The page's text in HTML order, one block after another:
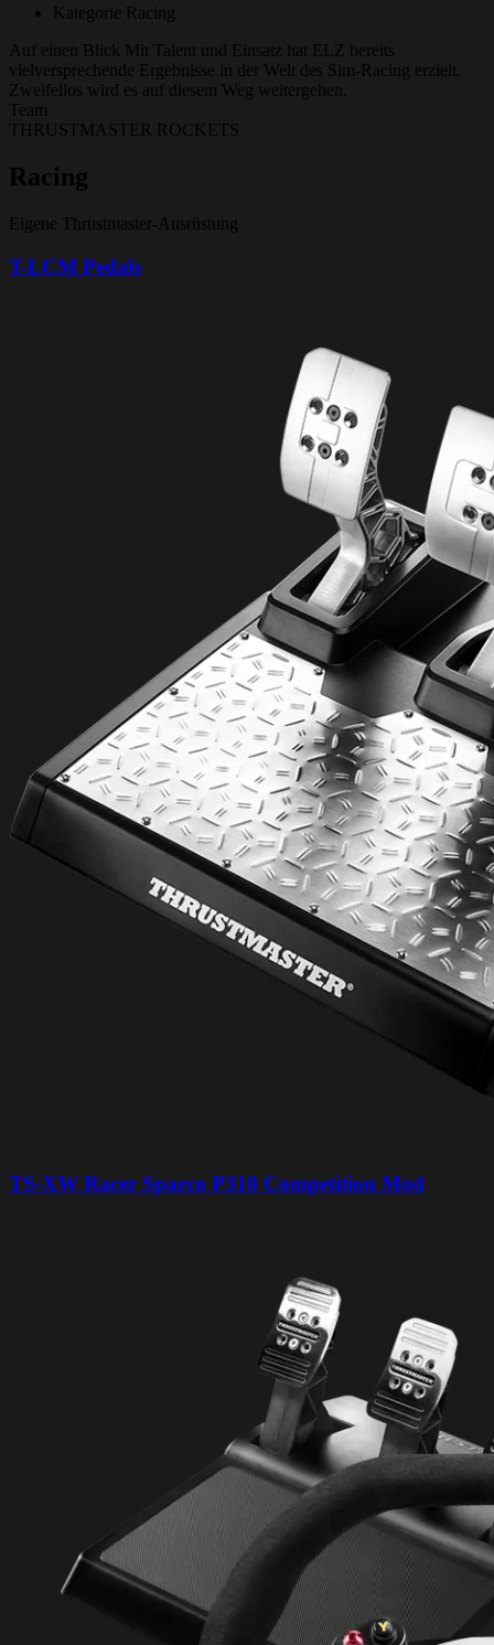
Kategorie Racing
Auf einen Blick Mit Talent und Einsatz hat ELZ bereits
vielversprechende Ergebnisse in der Welt des Sim-Racing erzielt.
Zweifellos wird es auf diesem Weg weitergehen.
Team
THRUSTMASTER ROCKETS
Racing
Eigene Thrustmaster-Ausrüstung
T-LCM Pedals
TS-XW Racer Sparco P310 Competition Mod